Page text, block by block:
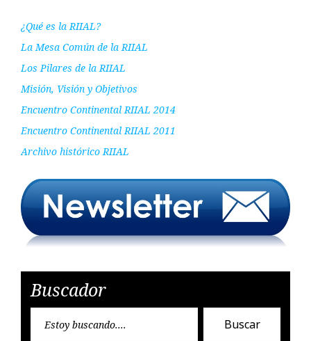
¿Qué es la RIIAL?
La Mesa Común de la RIIAL
Los Pilares de la RIIAL
Misión, Visión y Objetivos
Encuentro Continental RIIAL 2014
Encuentro Continental RIIAL 2011
Archivo histórico RIIAL
Buscador
Buscar